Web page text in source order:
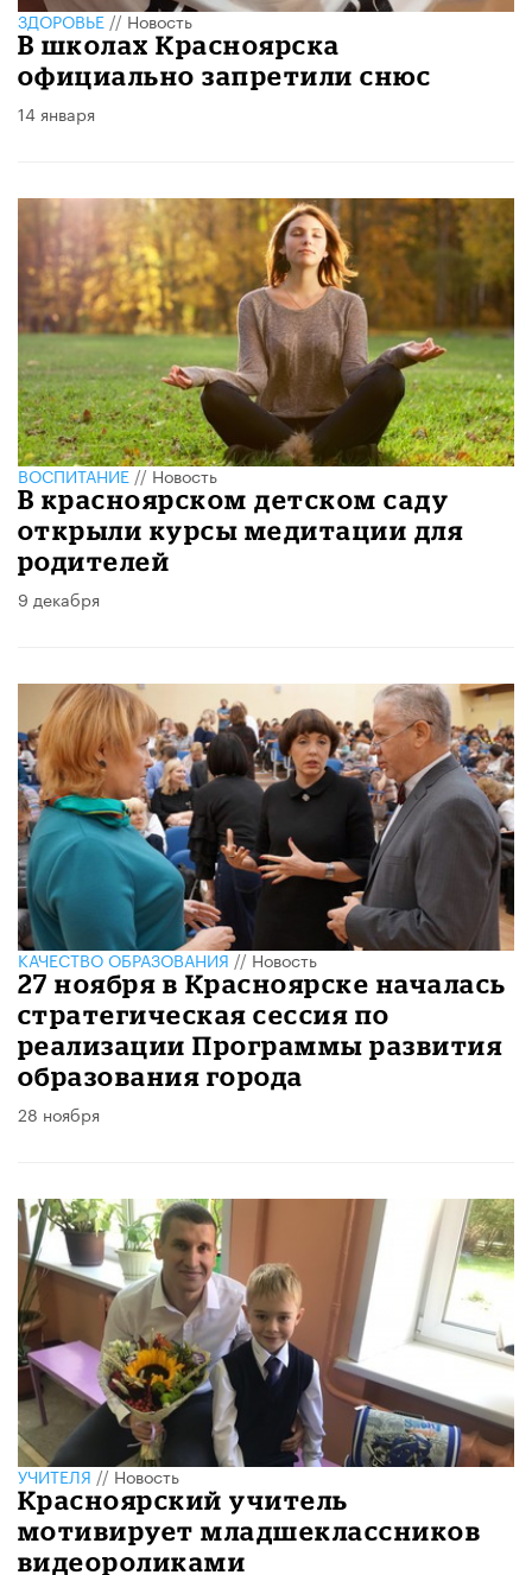
ЗДОРОВЬЕ//Новость
В школах Красноярска
официально запретили снюс
14 января
ВОСПИТАНИЕ//Новость
В красноярском детском саду
открыли курсы медитации для
родителей
9 декабря
КАЧЕСТВО ОБРАЗОВАНИЯ//Новость
27 ноября в Красноярске началась
стратегическая сессия по
реализации Программы развития
образования города
28 ноября
УЧИТЕЛЯ//Новость
Красноярский учитель
мотивирует младшеклассников
видеороликами